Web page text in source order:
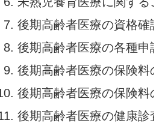
後期高齢者医療の資格確
後期高齢者医療の各種申
後期高齢者医療の保険料
後期高齢者医療の保険料
後期高齢者医療の健康診